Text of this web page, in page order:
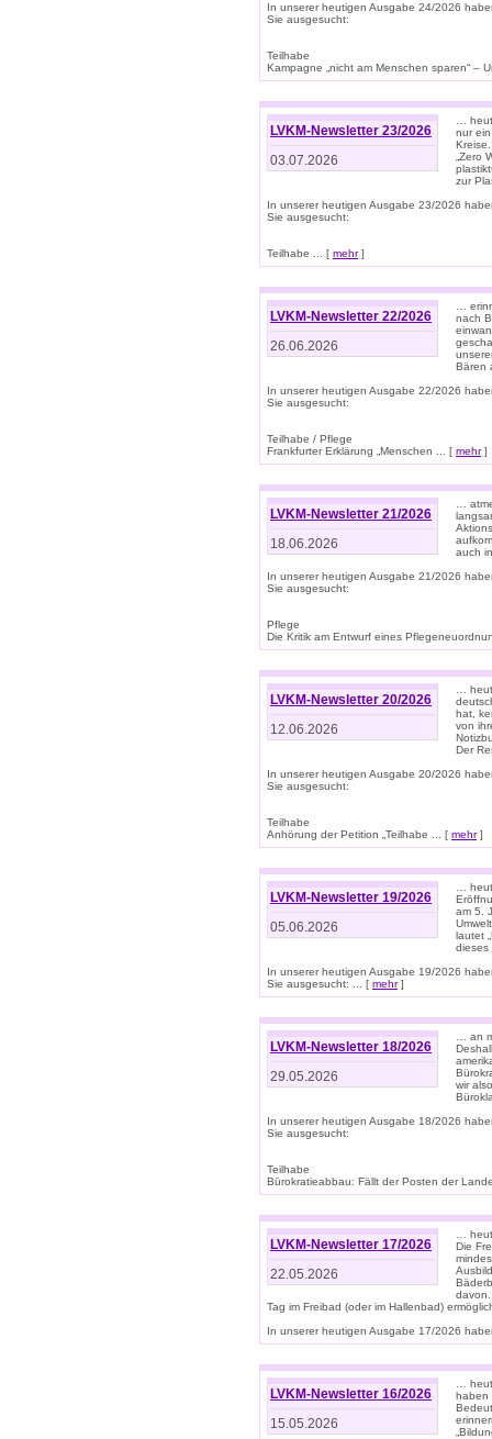
In unserer heutigen Ausgabe 24/2026
Sie ausgesucht:
Teilhabe
Kampagne „nicht am Menschen sparen“ –
LVKM-Newsletter 23/2026
03.07.2026
…
nur
„Zero
zur
In unserer heutigen Ausgabe 23/2026
Sie ausgesucht:
Teilhabe ... [ mehr]
LVKM-Newsletter 22/2026
26.06.2026
…
nach
Bären
In unserer heutigen Ausgabe 22/2026
Sie ausgesucht:
Teilhabe / Pflege
Frankfurter Erklärung „Menschen ... [ mehr]
LVKM-Newsletter 21/2026
18.06.2026
…
auch
In unserer heutigen Ausgabe 21/2026
Sie ausgesucht:
Pflege
Die Kritik am Entwurf eines
LVKM-Newsletter 20/2026
12.06.2026
…
hat,
von
Der
In unserer heutigen Ausgabe 20/2026
Sie ausgesucht:
Teilhabe
Anhörung der Petition „Teilhabe ... [ mehr]
LVKM-Newsletter 19/2026
05.06.2026
…
am 5.
lautet
dieses
In unserer heutigen Ausgabe 19/2026
Sie ausgesucht: ... [ mehr]
LVKM-Newsletter 18/2026
29.05.2026
… an
wir
In unserer heutigen Ausgabe 18/2026
Sie ausgesucht:
Teilhabe
Bürokratieabbau: Fällt der Posten der
LVKM-Newsletter 17/2026
22.05.2026
…
Die
davon.
Tag im Freibad (oder im Hallenbad)
In unserer heutigen Ausgabe 17/2026
LVKM-Newsletter 16/2026
15.05.2026
…
haben